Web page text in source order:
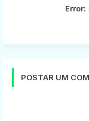
Error:
POSTAR UM